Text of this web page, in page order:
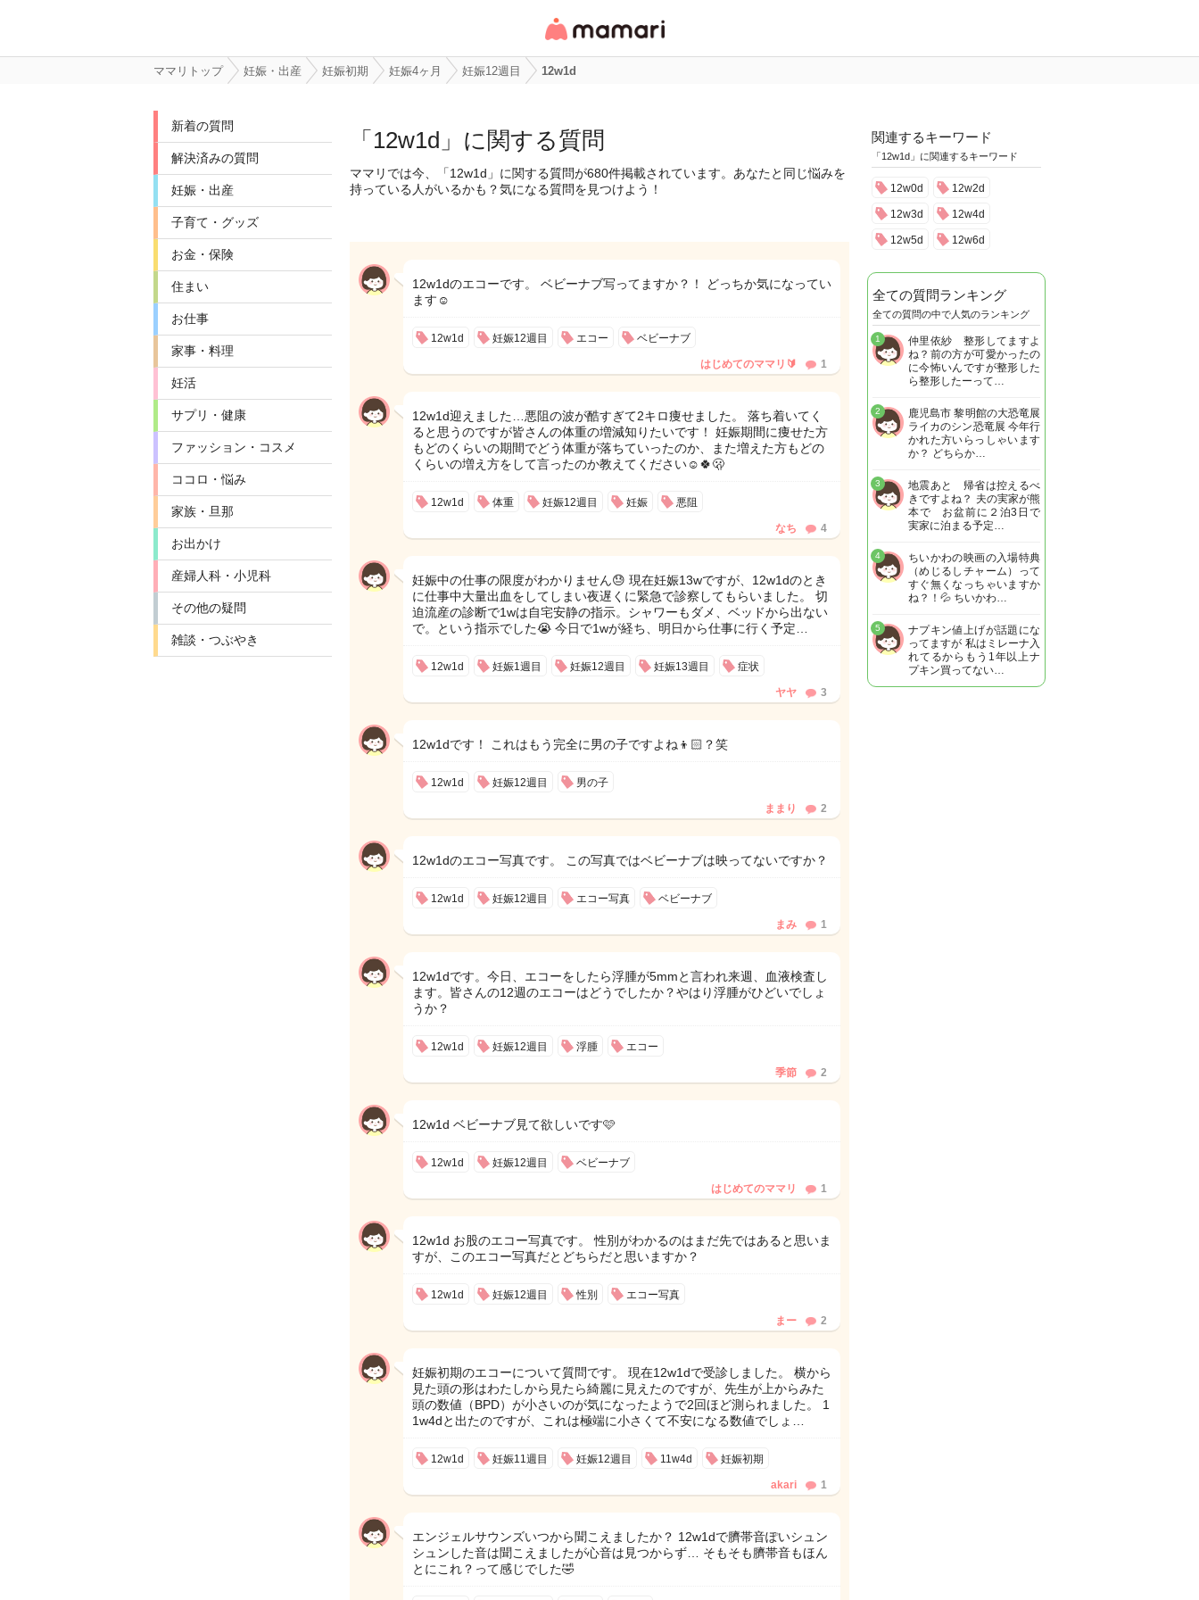
リ・情報サイト
ママリトップ 妊娠・出産 妊娠初期 妊娠4ヶ月 妊娠12週目 12w1d
新着の質問
解決済みの質問
妊娠・出産
子育て・グッズ
お金・保険
住まい
お仕事
家事・料理
妊活
サプリ・健康
ファッション・コスメ
ココロ・悩み
家族・旦那
お出かけ
産婦人科・小児科
その他の疑問
雑談・つぶやき
「12w1d」に関する質問
ママリでは今、「12w1d」に関する質問が680件掲載されています。あなたと同じ悩みを
持っている人がいるかも？気になる質問を見つけよう！
12w1dのエコーです。 ベビーナブ写ってますか？！ どっちか気になってい
ます☺️
12w1d 妊娠12週目 エコー ベビーナブ
はじめてのママリ🔰 1
12w1d迎えました…悪阻の波が酷すぎて2キロ痩せました。 落ち着いてく
ると思うのですが皆さんの体重の増減知りたいです！ 妊娠期間に痩せた方
もどのくらいの期間でどう体重が落ちていったのか、また増えた方もどの
くらいの増え方をして言ったのか教えてください☺️🍀🫢
12w1d 体重 妊娠12週目 妊娠 悪阻
なち 4
妊娠中の仕事の限度がわかりません😓 現在妊娠13wですが、12w1dのとき
に仕事中大量出血をしてしまい夜遅くに緊急で診察してもらいました。 切
迫流産の診断で1wは自宅安静の指示。シャワーもダメ、ベッドから出ない
で。という指示でした😭 今日で1wが経ち、明日から仕事に行く予定…
12w1d 妊娠1週目 妊娠12週目 妊娠13週目 症状
ヤヤ 3
12w1dです！ これはもう完全に男の子ですよね👦🏻？笑
12w1d 妊娠12週目 男の子
ままり 2
12w1dのエコー写真です。 この写真ではベビーナブは映ってないですか？
12w1d 妊娠12週目 エコー写真 ベビーナブ
まみ 1
12w1dです。今日、エコーをしたら浮腫が5mmと言われ来週、血液検査し
ます。皆さんの12週のエコーはどうでしたか？やはり浮腫がひどいでしょ
うか？
12w1d 妊娠12週目 浮腫 エコー
季節 2
12w1d ベビーナブ見て欲しいです🩷
12w1d 妊娠12週目 ベビーナブ
はじめてのママリ 1
12w1d お股のエコー写真です。 性別がわかるのはまだ先ではあると思いま
すが、このエコー写真だとどちらだと思いますか？
12w1d 妊娠12週目 性別 エコー写真
まー 2
妊娠初期のエコーについて質問です。 現在12w1dで受診しました。 横から
見た頭の形はわたしから見たら綺麗に見えたのですが、先生が上からみた
頭の数値（BPD）が小さいのが気になったようで2回ほど測られました。 1
1w4dと出たのですが、これは極端に小さくて不安になる数値でしょ…
12w1d 妊娠11週目 妊娠12週目 11w4d 妊娠初期
akari 1
エンジェルサウンズいつから聞こえましたか？ 12w1dで臍帯音ぽいシュン
シュンした音は聞こえましたが心音は見つからず… そもそも臍帯音もほん
とにこれ？って感じでした🤣
関連するキーワード
「12w1d」に関連するキーワード
12w0d 12w2d
12w3d 12w4d
12w5d 12w6d
全ての質問ランキング
全ての質問の中で人気のランキング
仲里依紗 整形してますよ
ね？前の方が可愛かったの
に今怖いんですが整形した
ら整形したーって…
1
鹿児島市 黎明館の大恐竜展
ライカのシン恐竜展 今年行
かれた方いらっしゃいます
か？ どちらか…
2
地震あと 帰省は控えるべ
きですよね？ 夫の実家が熊
本で お盆前に２泊3日で
実家に泊まる予定…
3
ちいかわの映画の入場特典
（めじるしチャーム）って
すぐ無くなっちゃいますか
ね？！💦 ちいかわ…
4
ナプキン値上げが話題にな
ってますが 私はミレーナ入
れてるからもう1年以上ナ
プキン買ってない…
5